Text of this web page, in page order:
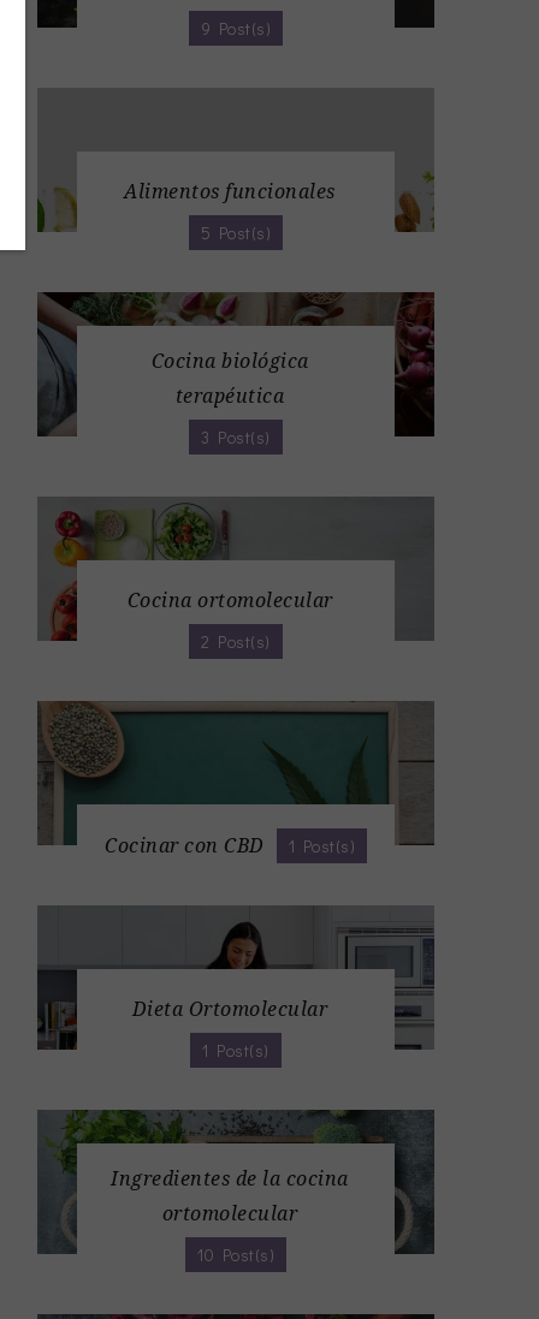
9 Post(s)
Alimentos funcionales
5 Post(s)
Cocina biológica
terapéutica
3 Post(s)
Cocina ortomolecular
2 Post(s)
Cocinar con CBD 1 Post(s)
Dieta Ortomolecular
1 Post(s)
Ingredientes de la cocina
ortomolecular
10 Post(s)